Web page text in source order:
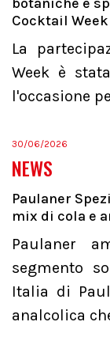
Cocktail Week
La
Week è
l'occasione
30/06/2026
NEWS
Paulaner
mix di cola e
Paulaner
segmento
Italia di
analcolica